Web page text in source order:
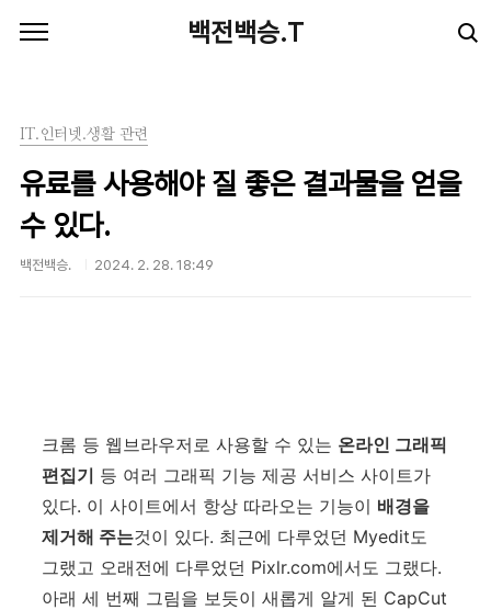
백전백승.T
IT.인터넷.생활 관련
유료를 사용해야 질 좋은 결과물을 얻을
수 있다.
백전백승. 2024. 2. 28. 18:49
크롬 등 웹브라우저로 사용할 수 있는 온라인 그래픽
편집기 등 여러 그래픽 기능 제공 서비스 사이트가
있다. 이 사이트에서 항상 따라오는 기능이 배경을
제거해 주는것이 있다. 최근에 다루었던 Myedit도
그랬고 오래전에 다루었던 Pixlr.com에서도 그랬다.
아래 세 번째 그림을 보듯이 새롭게 알게 된 CapCut